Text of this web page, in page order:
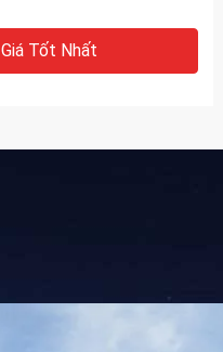
Giá Tốt Nhất